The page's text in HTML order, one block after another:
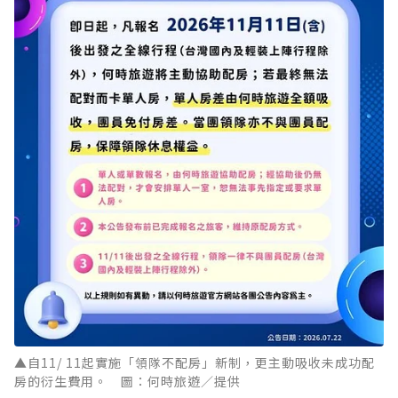
▲自11/ 11起實施「領隊不配房」新制，更主動吸收未成功配
房的衍生費用。 圖：何時旅遊／提供